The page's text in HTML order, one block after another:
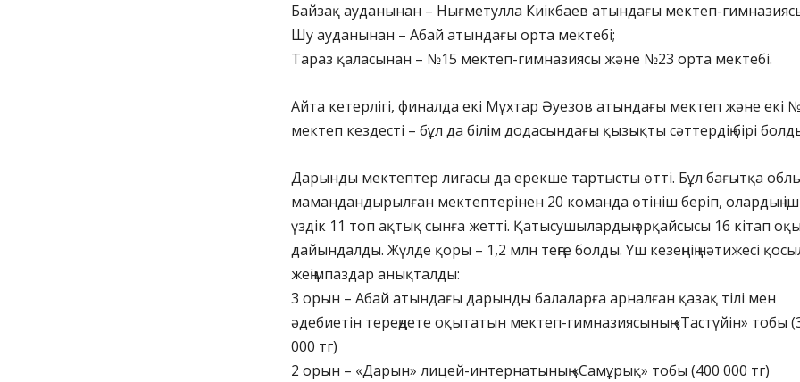
Байзақ ауданынан – Нығметулла Киікбаев атындағы мектеп-
Шу ауданынан – Абай атындағы орта мектебі;
Тараз қаласынан – №15 мектеп-гимназиясы және №23 орта мектебі.
Айта кетерлігі, финалда екі Мұхтар Әуезов атындағы мектеп және екі
мектеп кездесті – бұл да білім додасындағы қызықты сәттердің бірі
Дарынды мектептер лигасы да ерекше тартысты өтті. Бұл бағытқа
мамандандырылған мектептерінен 20 команда өтініш беріп, олардың
үздік 11 топ ақтық сынға жетті. Қатысушылардың әрқайсысы 16 кітап
дайындалды. Жүлде қоры – 1,2 млн теңге болды. Үш кезеңнің нәтижесі
жеңімпаздар анықталды:
3 орын – Абай атындағы дарынды балаларға арналған қазақ тілі мен
әдебиетін тереңдете оқытатын мектеп-гимназиясының «Тастүйін» тобы
000 тг)
2 орын – «Дарын» лицей-интернатының «Самұрық» тобы (400 000 тг)